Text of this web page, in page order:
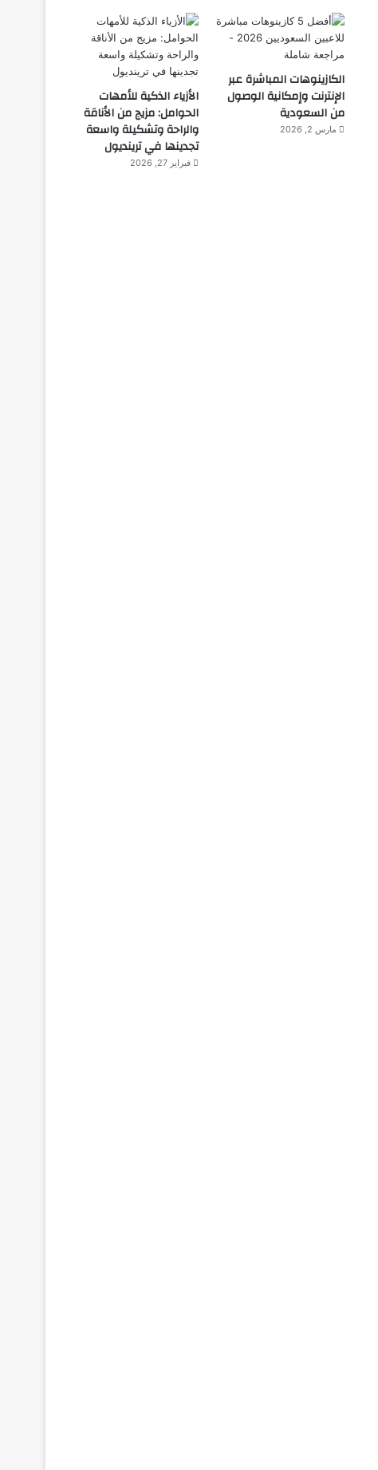
الكازينوهات المباشرة عبر
الإنترنت وإمكانية الوصول
من السعودية
مارس 2, 2026
الأزياء الذكية للأمهات
الحوامل: مزيج من الأناقة
والراحة وتشكيلة واسعة
تجدينها في ترينديول
فبراير 27, 2026